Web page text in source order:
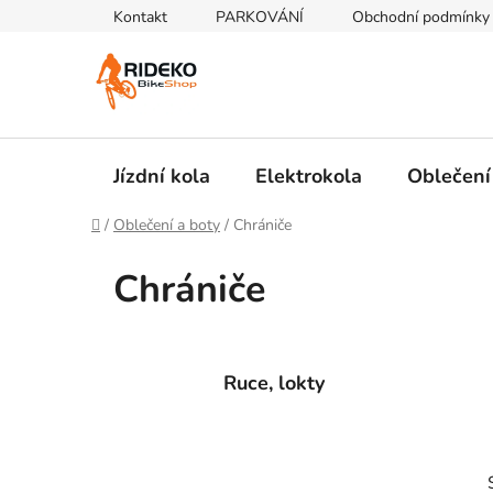
Kontakt PARKOVÁNÍ Obchodní podmínky
Jízdní kola Elektrokola
Domů
/ Oblečení a boty / Chrániče
Chrániče
Ruce, lokty